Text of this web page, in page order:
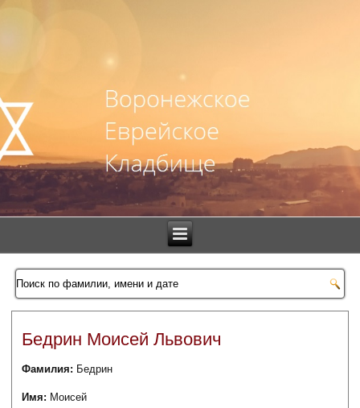
Бедрин Моисей Львович
Фамилия: Бедрин
Имя: Моисей